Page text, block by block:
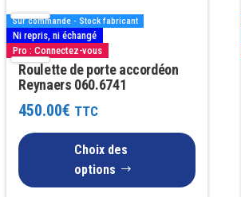
Sur commande - Stock fabricant
Ni repris, ni échangé
Pro : Connectez-vous
Roulette de porte accordéon
Reynaers 060.6741
450.00€ TTC
Choix des
options
a
plusieurs
variations.
Les
options
peuvent
être
sur